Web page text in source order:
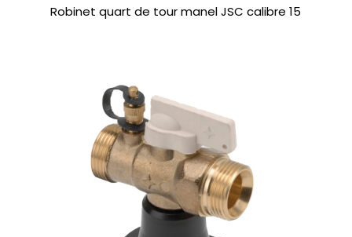
Robinet quart de tour manel JSC calibre 15